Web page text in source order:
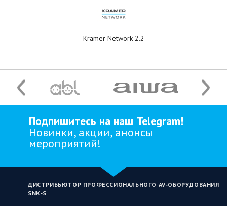
Kramer Network 2.2
Подпишитесь на наш Telegram!
Новинки, акции, анонсы
мероприятий!
ДИСТРИБЬЮТОР ПРОФЕССИОНАЛЬНОГО AV‑ОБОРУДОВАНИЯ
SNK‑S